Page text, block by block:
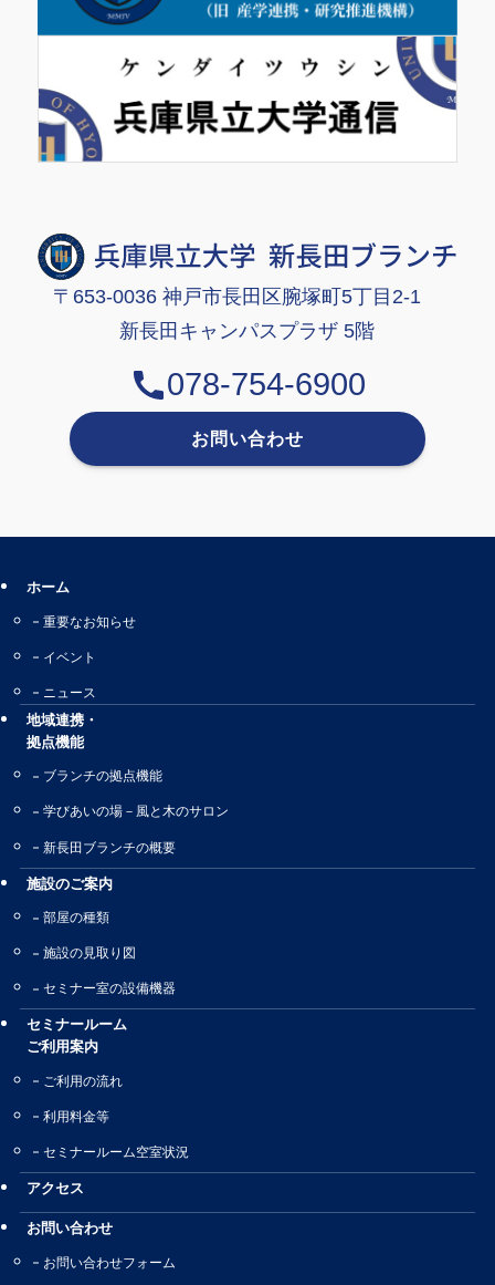
〒653-0036 神戸市長田区腕塚町5丁目2-1
新長田キャンパスプラザ 5階
078-754-6900
お問い合わせ
ホーム
重要なお知らせ
イベント
ニュース
地域連携・
拠点機能
ブランチの拠点機能
学びあいの場－風と木のサロン
新長田ブランチの概要
施設のご案内
部屋の種類
施設の見取り図
セミナー室の設備機器
セミナールーム
ご利用案内
ご利用の流れ
利用料金等
セミナールーム空室状況
アクセス
お問い合わせ
お問い合わせフォーム